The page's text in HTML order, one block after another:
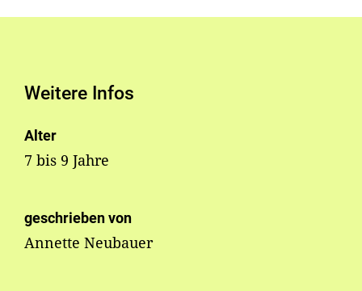
Weitere Infos
Alter
7 bis 9 Jahre
geschrieben von
Annette Neubauer